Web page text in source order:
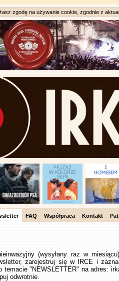
zgodę na używanie cookie, zgodnie z
FAQ Współpraca Kontakt
(wysyłany raz w
zarejestruj się w IRCE i
"NEWSLETTER" na adres:
odwrotnie.